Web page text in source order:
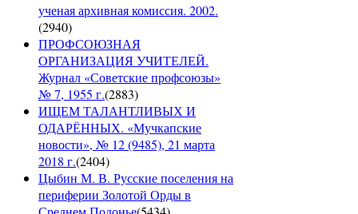
ученая архивная комиссия. 2002.
(2940)
ПРОФСОЮЗНАЯ
ОРГАНИЗАЦИЯ УЧИТЕЛЕЙ.
Журнал «Советские профсоюзы»
№ 7, 1955 г.(2883)
ИЩЕМ ТАЛАНТЛИВЫХ И
ОДАРЁННЫХ. «Мучкапские
новости», № 12 (9485), 21 марта
2018 г.(2404)
Цыбин М. В. Русские поселения на
периферии Золотой Орды в